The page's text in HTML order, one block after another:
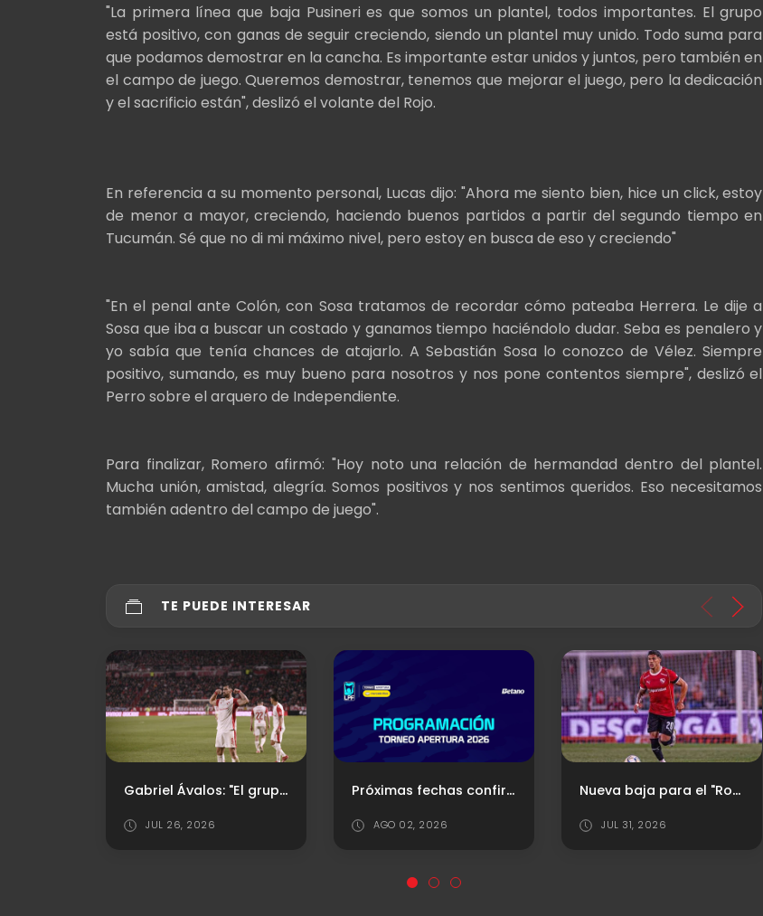
"La primera línea que baja Pusineri es que somos un plantel, todos importantes. El grupo
está positivo, con ganas de seguir creciendo, siendo un plantel muy unido. Todo suma para
que podamos demostrar en la cancha. Es importante estar unidos y juntos, pero también en
el campo de juego. Queremos demostrar, tenemos que mejorar el juego, pero la dedicación
y el sacrificio están", deslizó el volante del Rojo.
En referencia a su momento personal, Lucas dijo: "Ahora me siento bien, hice un click, estoy
de menor a mayor, creciendo, haciendo buenos partidos a partir del segundo tiempo en
Tucumán. Sé que no di mi máximo nivel, pero estoy en busca de eso y creciendo"
"En el penal ante Colón, con Sosa tratamos de recordar cómo pateaba Herrera. Le dije a
Sosa que iba a buscar un costado y ganamos tiempo haciéndolo dudar. Seba es penalero y
yo sabía que tenía chances de atajarlo. A Sebastián Sosa lo conozco de Vélez. Siempre
positivo, sumando, es muy bueno para nosotros y nos pone contentos siempre", deslizó el
Perro sobre el arquero de Independiente.
Para finalizar, Romero afirmó: "Hoy noto una relación de hermandad dentro del plantel.
Mucha unión, amistad, alegría. Somos positivos y nos sentimos queridos. Eso necesitamos
también adentro del campo de juego".
TE PUEDE INTERESAR
Gabriel Ávalos: "El grupo está comprometido y eso es lo que vamos a tratar de demostrar"
JUL 26, 2026
Próximas fechas confirmadas para el "Rojo"
AGO 02, 2026
Nueva baja para el "Rojo"
JUL 31, 2026